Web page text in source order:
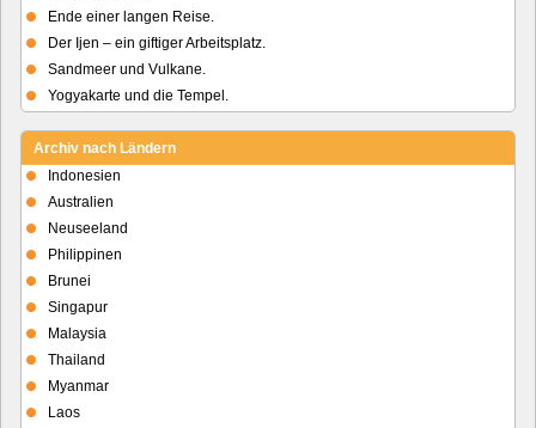
Ende einer langen Reise.
Der Ijen – ein giftiger Arbeitsplatz.
Sandmeer und Vulkane.
Yogyakarte und die Tempel.
Archiv nach Ländern
Indonesien
Australien
Neuseeland
Philippinen
Brunei
Singapur
Malaysia
Thailand
Myanmar
Laos